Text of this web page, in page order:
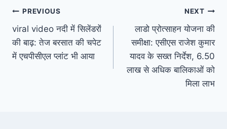
Post
navigation
PREVIOUS
viral video नदी में सिलेंडरों
की बाढ़: तेज बरसात की चपेट
में एचपीसीएल प्लांट भी आया
NEXT
लाडो प्रोत्साहन योजना की
समीक्षा: एसीएस राजेश कुमार
यादव के सख्त निर्देश, 6.50
लाख से अधिक बालिकाओं को
मिला लाभ